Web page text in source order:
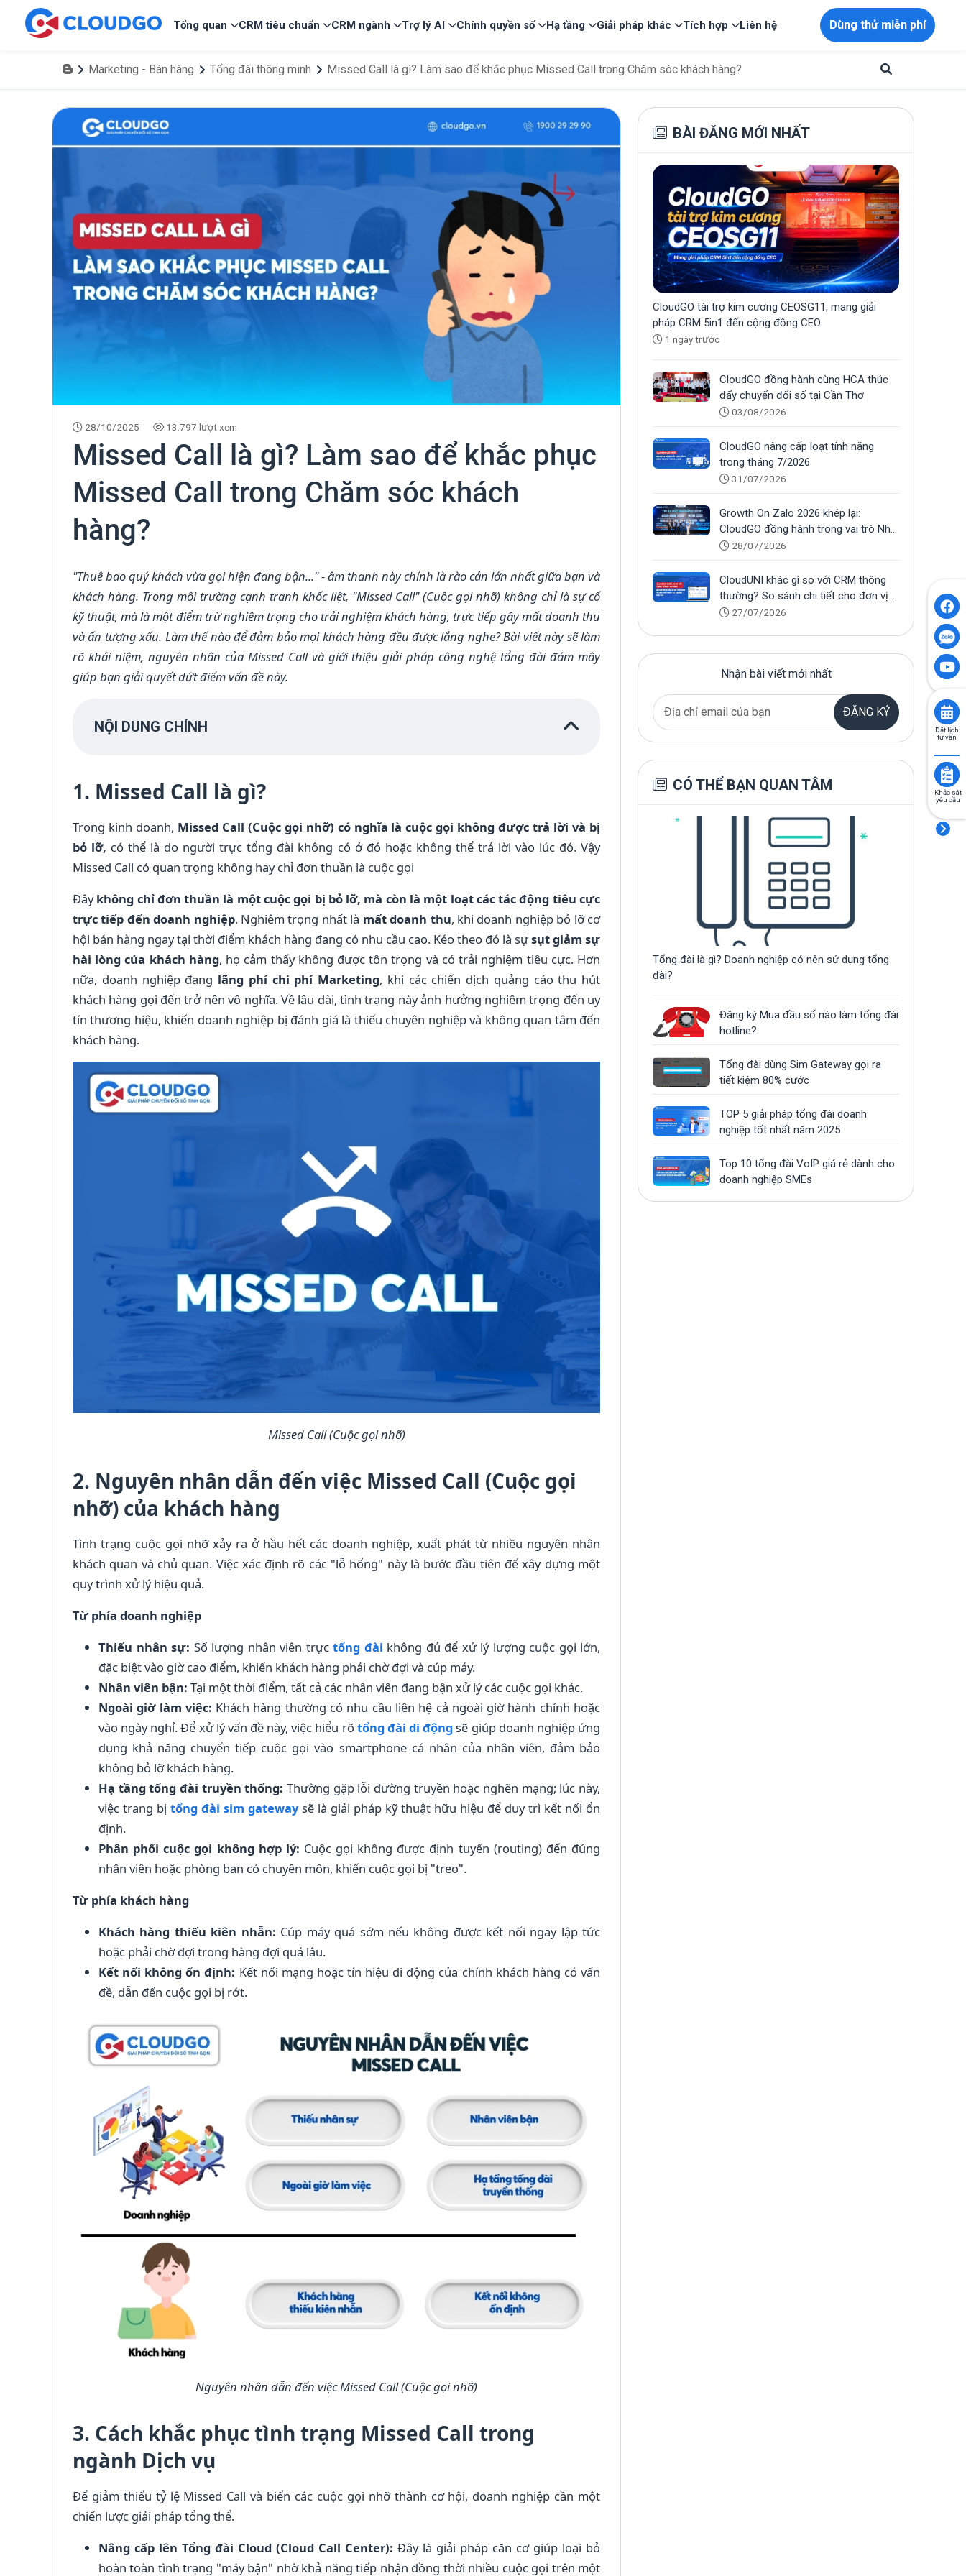
Tổng quan CRM tiêu chuẩn CRM ngành Trợ lý AI Chính quyền số Hạ tầng Giải pháp khác Tích hợp Liên hệ Dùng thử miễn phí
Marketing - Bán hàng Tổng đài thông minh Missed Call là gì? Làm sao để khắc phục Missed Call trong Chăm sóc khách hàng?
28/10/2025 13.797 lượt xem
Missed Call là gì? Làm sao để khắc phục
Missed Call trong Chăm sóc khách
hàng?
"Thuê bao quý khách vừa gọi hiện đang bận..." - âm thanh này chính là rào cản lớn nhất giữa bạn và
khách hàng. Trong môi trường cạnh tranh khốc liệt, "Missed Call" (Cuộc gọi nhỡ) không chỉ là sự cố
kỹ thuật, mà là một điểm trừ nghiêm trọng cho trải nghiệm khách hàng, trực tiếp gây mất doanh thu
và ấn tượng xấu. Làm thế nào để đảm bảo mọi khách hàng đều được lắng nghe? Bài viết này sẽ làm
rõ khái niệm, nguyên nhân của Missed Call và giới thiệu giải pháp công nghệ tổng đài đám mây
giúp bạn giải quyết dứt điểm vấn đề này.
NỘI DUNG CHÍNH
1. Missed Call là gì?
Trong kinh doanh, Missed Call (Cuộc gọi nhỡ) có nghĩa là cuộc gọi không được trả lời và bị
bỏ lỡ, có thể là do người trực tổng đài không có ở đó hoặc không thể trả lời vào lúc đó. Vậy
Missed Call có quan trọng không hay chỉ đơn thuần là cuộc gọi
Đâykhông chỉ đơn thuần là một cuộc gọi bị bỏ lỡ, mà còn là một loạt các tác động tiêu cực
trực tiếp đến doanh nghiệp. Nghiêm trọng nhất là mất doanh thu, khi doanh nghiệp bỏ lỡ cơ
hội bán hàng ngay tại thời điểm khách hàng đang có nhu cầu cao. Kéo theo đó là sựsụt giảm sự
hài lòng của khách hàng, họ cảm thấy không được tôn trọng và có trải nghiệm tiêu cực. Hơn
nữa, doanh nghiệp đang lãng phí chi phí Marketing, khi các chiến dịch quảng cáo thu hút
khách hàng gọi đến trở nên vô nghĩa. Về lâu dài, tình trạng này ảnh hưởng nghiêm trọng đến uy
tín thương hiệu, khiến doanh nghiệp bị đánh giá là thiếu chuyên nghiệp và không quan tâm đến
khách hàng.
Missed Call (Cuộc gọi nhỡ)
2. Nguyên nhân dẫn đến việc Missed Call (Cuộc gọi
nhỡ) của khách hàng
Tình trạng cuộc gọi nhỡ xảy ra ở hầu hết các doanh nghiệp, xuất phát từ nhiều nguyên nhân
khách quan và chủ quan. Việc xác định rõ các "lỗ hổng" này là bước đầu tiên để xây dựng một
quy trình xử lý hiệu quả.
Từ phía doanh nghiệp
Thiếu nhân sự: Số lượng nhân viên trực tổng đài không đủ để xử lý lượng cuộc gọi lớn,
đặc biệt vào giờ cao điểm, khiến khách hàng phải chờ đợi và cúp máy.
Nhân viên bận: Tại một thời điểm, tất cả các nhân viên đang bận xử lý các cuộc gọi khác.
Ngoài giờ làm việc: Khách hàng thường có nhu cầu liên hệ cả ngoài giờ hành chính hoặc
vào ngày nghỉ. Để xử lý vấn đề này, việc hiểu rõ tổng đài di độngsẽ giúp doanh nghiệp ứng
dụng khả năng chuyển tiếp cuộc gọi vào smartphone cá nhân của nhân viên, đảm bảo
không bỏ lỡ khách hàng.
Hạ tầng tổng đài truyền thống: Thường gặp lỗi đường truyền hoặc nghẽn mạng; lúc này,
việc trang bị tổng đài sim gatewaysẽ là giải pháp kỹ thuật hữu hiệu để duy trì kết nối ổn
định.
Phân phối cuộc gọi không hợp lý: Cuộc gọi không được định tuyến (routing) đến đúng
nhân viên hoặc phòng ban có chuyên môn, khiến cuộc gọi bị "treo".
Từ phía khách hàng
Khách hàng thiếu kiên nhẫn: Cúp máy quá sớm nếu không được kết nối ngay lập tức
hoặc phải chờ đợi trong hàng đợi quá lâu.
Kết nối không ổn định: Kết nối mạng hoặc tín hiệu di động của chính khách hàng có vấn
đề, dẫn đến cuộc gọi bị rớt.
Nguyên nhân dẫn đến việc Missed Call (Cuộc gọi nhỡ)
3. Cách khắc phục tình trạng Missed Call trong
ngành Dịch vụ
Để giảm thiểu tỷ lệ Missed Call và biến các cuộc gọi nhỡ thành cơ hội, doanh nghiệp cần một
chiến lược giải pháp tổng thể.
Nâng cấp lên Tổng đài Cloud (Cloud Call Center): Đây là giải pháp căn cơ giúp loại bỏ
hoàn toàn tình trạng "máy bận" nhờ khả năng tiếp nhận đồng thời nhiều cuộc gọi trên một
BÀI ĐĂNG MỚI NHẤT
CloudGO tài trợ kim cương CEOSG11, mang giải
pháp CRM 5in1 đến cộng đồng CEO
1 ngày trước
CloudGO đồng hành cùng HCA thúc
đẩy chuyển đổi số tại Cần Thơ
03/08/2026
CloudGO nâng cấp loạt tính năng
trong tháng 7/2026
31/07/2026
Growth On Zalo 2026 khép lại:
CloudGO đồng hành trong vai trò Nhà
tài trợ Bạc
28/07/2026
CloudUNI khác gì so với CRM thông
thường? So sánh chi tiết cho đơn vị
tuyển sinh
27/07/2026
Nhận bài viết mới nhất
ĐĂNG KÝ
CÓ THỂ BẠN QUAN TÂM
Tổng đài là gì? Doanh nghiệp có nên sử dụng tổng
đài?
Đăng ký Mua đầu số nào làm tổng đài
hotline?
Tổng đài dùng Sim Gateway gọi ra
tiết kiệm 80% cước
TOP 5 giải pháp tổng đài doanh
nghiệp tốt nhất năm 2025
Top 10 tổng đài VoIP giá rẻ dành cho
doanh nghiệp SMEs
Đặt lịch
tư vấn
Khảo sát
yêu cầu